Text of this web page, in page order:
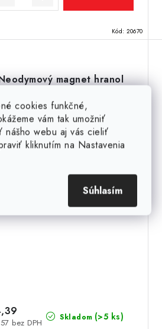
cookies funkčné,
vám tak umožniť
webu aj vás cieliť
kliknutím na Nastavenia
Súhlasím
Kód: 20670
magnet hranol
VMM8SH-N45SH
Skladom (>5 ks)
bez DPH